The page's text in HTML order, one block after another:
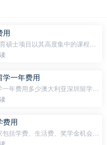
用
硕士项目以其高度集中的课程安
方式，成为教育领域极具竞争力
识和技能，
学一年费用
年费用多少澳大利亚深圳留学一
深圳留学一年费用多少留学形势
民政策
费用
括学费、生活费、奖学金机会以
君留学整理的一些在硕士留学费